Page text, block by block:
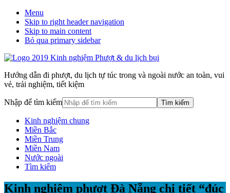
Menu
Skip to right header navigation
Skip to main content
Bỏ qua primary sidebar
Hướng dẫn đi phượt, du lịch tự túc trong và ngoài nước an toàn, vui
vẻ, trải nghiệm, tiết kiệm
Nhập để tìm kiếm
Kinh nghiệm chung
Miền Bắc
Miền Trung
Miền Nam
Nước ngoài
Tìm kiếm
Kinh nghiệm phượt Đà Nẵng chi tiết “đúc